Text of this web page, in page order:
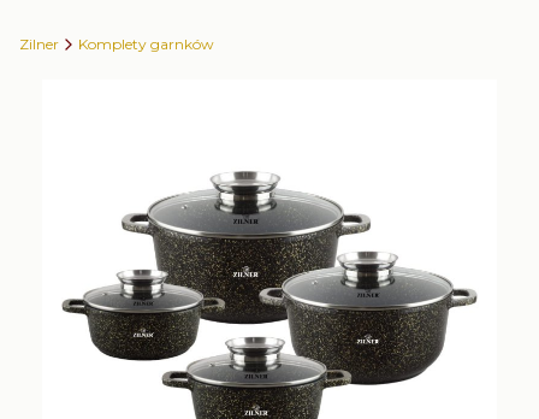
Zilner Komplety garnków